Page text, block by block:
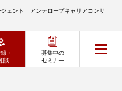
ェント アンテロープキャリアコンサ
・
談
募集中の
セミナー